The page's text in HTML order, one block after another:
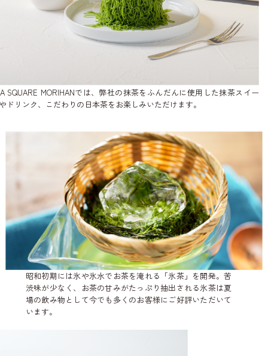
SQUARE MORIHANでは、弊社の抹茶をふんだんに使用した抹茶スイー
ドリンク、こだわりの日本茶をお楽しみいただけます。
昭和初期には氷や氷水でお茶を淹れる「氷茶」を開発。苦
渋味が少なく、お茶の甘みがたっぷり抽出される氷茶は夏
場の飲み物として今でも多くのお客様にご好評いただいて
います。